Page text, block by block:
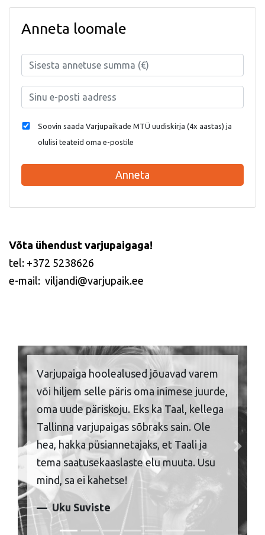
Anneta loomale
Soovin saada Varjupaikade MTÜ uudiskirja (4x aastas) ja
olulisi teateid oma e-postile
Anneta
Võta ühendust varjupaigaga!
tel: +372 5238626
e-mail: viljandi@varjupaik.ee
Varjupaiga hoolealused jõuavad varem
või hiljem selle päris oma inimese juurde,
oma uude päriskoju. Eks ka Taal, kellega
Tallinna varjupaigas sõbraks sain. Ole
hea, hakka püsiannetajaks, et Taali ja
tema saatusekaaslaste elu muuta. Usu
mind, sa ei kahetse!
Uku Suviste
Previous Next